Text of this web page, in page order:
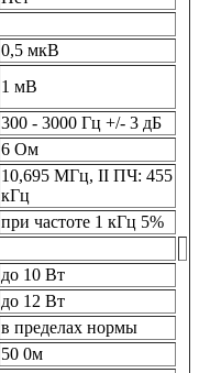
0,5 мкВ
1 мВ
300 - 3000 Гц +/- 3 дБ
6 Ом
10,695 МГц, II ПЧ: 455
кГц
при частоте 1 кГц 5%
до 10 Вт
до 12 Вт
в пределах нормы
50 0м